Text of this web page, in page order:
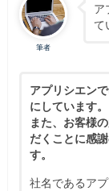
筆者
ア
て
アプリシエン
にしています。
また、お客様
だくことに感
す。
社名であるア